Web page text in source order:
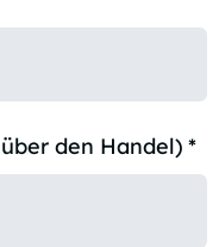
den Handel) *